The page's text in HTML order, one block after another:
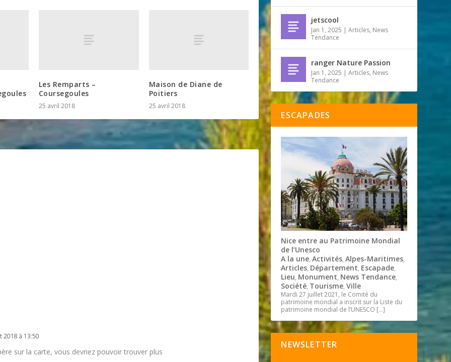
Les Remparts –
Coursegoules
25 avril 2018
Maison de Diane de
Poitiers
25 avril 2018
2018 à 13:50
sur la carte, vous devriez pouvoir trouver plus
jetscool
Jan 1, 2025 |Articles, News
Tendance
ranger Nature Passion
Jan 1, 2025 |Articles, News
Tendance
ESCAPADES
Nice entre au Patrimoine Mondial
de l’Unesco
A la une,Activités,Alpes-Maritimes,
Articles, Département, Escapade,
Lieu, Monument, News Tendance,
Société, Tourisme,Ville
Mardi 27 juillet 2021, le Comité du
patrimoine mondial a inscrit sur la Liste du
patrimoine mondial de l’UNESCO […]
NEWSLETTER